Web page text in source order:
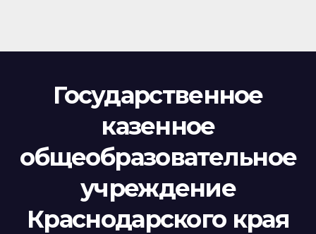
Государственное
казенное
общеобразовательное
учреждение
Краснодарского края